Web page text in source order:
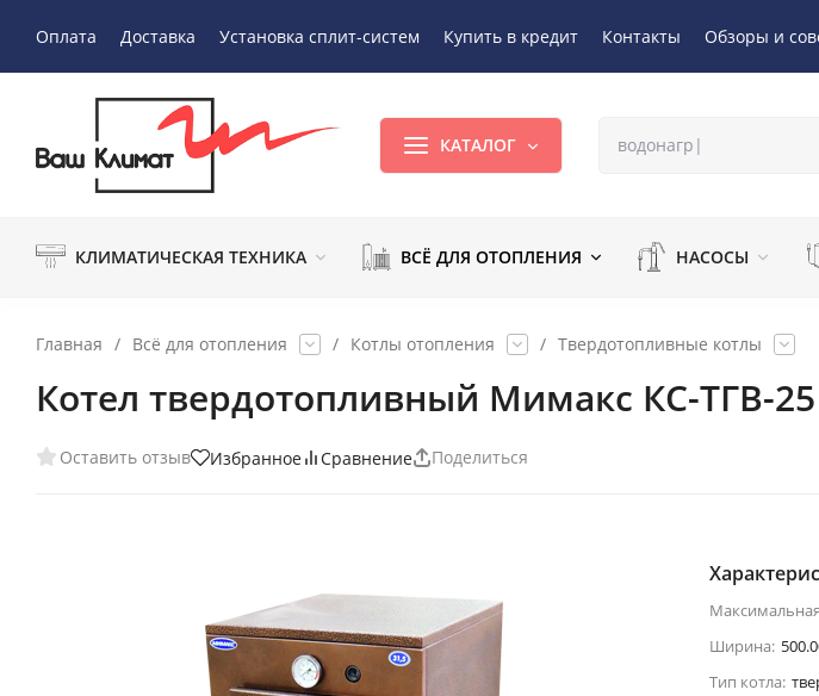
Оплата Доставка Установка сплит-систем Купить в кредит Контакты Обзоры и
КАТАЛОГ
КЛИМАТИЧЕСКАЯ ТЕХНИКА ВСЁ ДЛЯ ОТОПЛЕНИЯ НАСОСЫ
Главная / Всё для отопления / Котлы отопления / Твердотопливные котлы
Котел твердотопливный Мимакс КС-ТГВ-
Оставить отзыв Избранное Сравнение Поделиться
Ширина:
Тип котла: